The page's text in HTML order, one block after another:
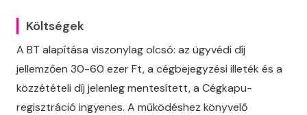
Költségek
A BT alapítása viszonylag olcsó: az ügyvédi díj
jellemzően 30-60 ezer Ft, a cégbejegyzési illeték és a
közzétételi díj jelenleg mentesített, a Cégkapu-
regisztráció ingyenes. A működéshez könyvelő